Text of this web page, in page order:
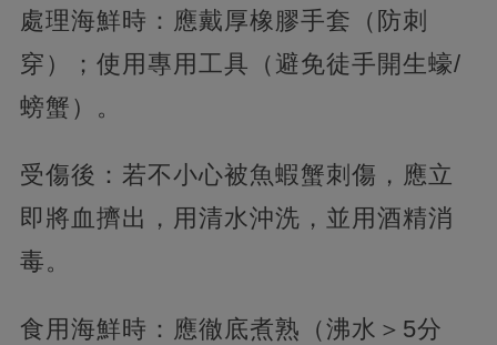
處理海鮮時：應戴厚橡膠手套（防刺
穿）；使用專用工具（避免徒手開生蠔/
螃蟹）。
受傷後：若不小心被魚蝦蟹刺傷，應立
即將血擠出，用清水沖洗，並用酒精消
毒。
食用海鮮時：應徹底煮熟（沸水＞5分